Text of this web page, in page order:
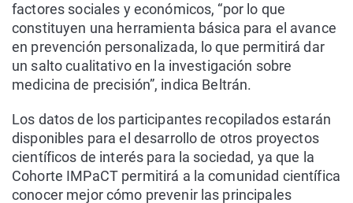
factores sociales y económicos, “por lo que
constituyen una herramienta básica para el avance
en prevención personalizada, lo que permitirá dar
un salto cualitativo en la investigación sobre
medicina de precisión”, indica Beltrán.
Los datos de los participantes recopilados estarán
disponibles para el desarrollo de otros proyectos
científicos de interés para la sociedad, ya que la
Cohorte IMPaCT permitirá a la comunidad científica
conocer mejor cómo prevenir las principales